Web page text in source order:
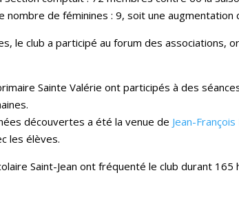
nombre de féminines : 9, soit une augmentation
le club a participé au forum des associations,
Sainte Valérie ont participés à des
découvertes a été la venue de Jean-François
les élèves.
Saint-Jean ont fréquenté le club durant